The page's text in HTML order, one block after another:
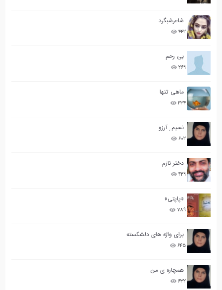
شاعرشبگرد
۴۴۲
بی رحم
۲۶۹
ماهی تنها
۲۳۴
نسیم ِ آرزو
۶۰۲
دختر نازم
۴۲۹
«پاپتی»
۷۸۹
برای واژه های دلشکسته
۶۴۵
همچاره ی من
۶۳۲